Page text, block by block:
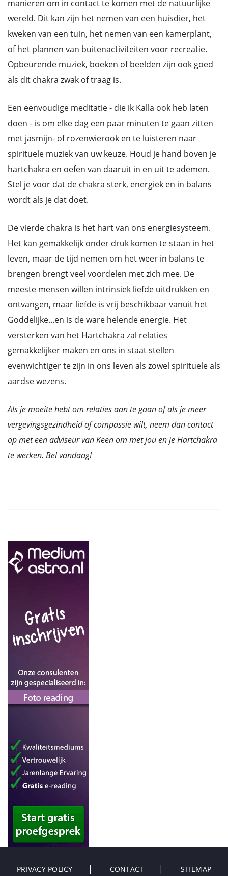
manieren om in contact te komen met de natuurlijke
wereld. Dit kan zijn het nemen van een huisdier, het
kweken van een tuin, het nemen van een kamerplant,
of het plannen van buitenactiviteiten voor recreatie.
Opbeurende muziek, boeken of beelden zijn ook goed
als dit chakra zwak of traag is.
Een eenvoudige meditatie - die ik Kalla ook heb laten
doen - is om elke dag een paar minuten te gaan zitten
met jasmijn- of rozenwierook en te luisteren naar
spirituele muziek van uw keuze. Houd je hand boven je
hartchakra en oefen van daaruit in en uit te ademen.
Stel je voor dat de chakra sterk, energiek en in balans
wordt als je dat doet.
De vierde chakra is het hart van ons energiesysteem.
Het kan gemakkelijk onder druk komen te staan in het
leven, maar de tijd nemen om het weer in balans te
brengen brengt veel voordelen met zich mee. De
meeste mensen willen intrinsiek liefde uitdrukken en
ontvangen, maar liefde is vrij beschikbaar vanuit het
Goddelijke...en is de ware helende energie. Het
versterken van het Hartchakra zal relaties
gemakkelijker maken en ons in staat stellen
evenwichtiger te zijn in ons leven als zowel spirituele als
aardse wezens.
Als je moeite hebt om relaties aan te gaan of als je meer
vergevingsgezindheid of compassie wilt, neem dan contact
op met een adviseur van Keen om met jou en je Hartchakra
te werken. Bel vandaag!
PRIVACY POLICY CONTACT SITEMAP